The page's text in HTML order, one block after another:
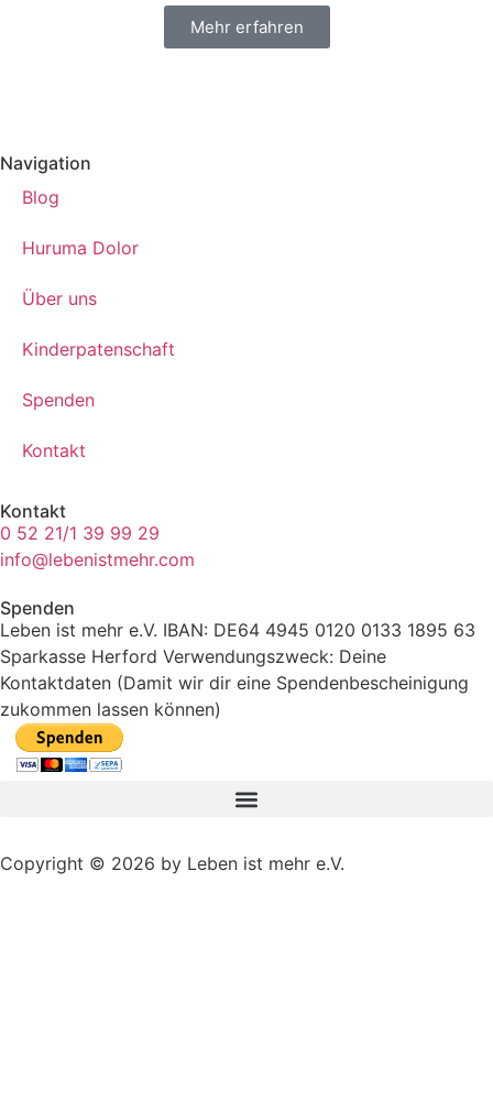
Mehr erfahren
Navigation
Blog
Huruma Dolor
Über uns
Kinderpatenschaft
Spenden
Kontakt
Kontakt
0 52 21/1 39 99 29
info@lebenistmehr.com
Spenden
Leben ist mehr e.V. IBAN: DE64 4945 0120 0133 1895 63
Sparkasse Herford Verwendungszweck: Deine
Kontaktdaten (Damit wir dir eine Spendenbescheinigung
zukommen lassen können)
Copyright © 2026 by Leben ist mehr e.V.